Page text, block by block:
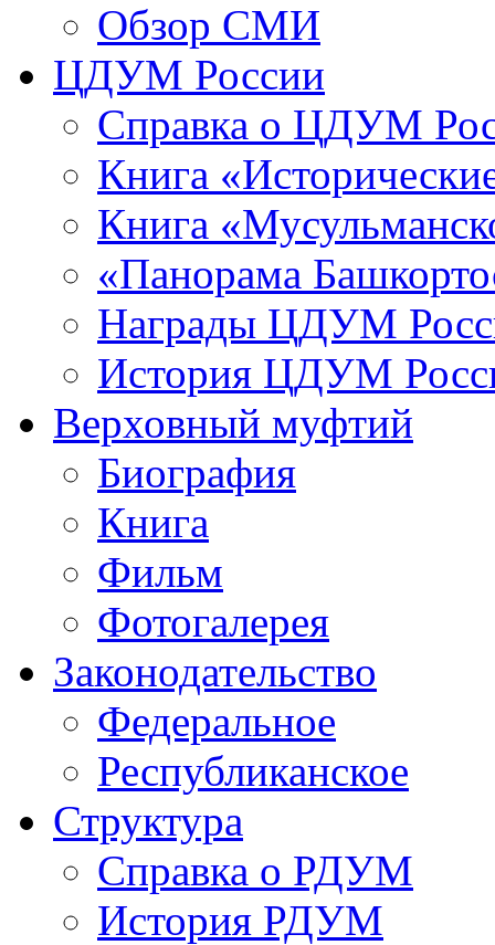
Обзор СМИ
ЦДУМ России
Справка о ЦДУМ
Книга
Книга
«Панорама
Награды ЦДУМ
История ЦДУМ
Верховный муфтий
Биография
Книга
Фильм
Фотогалерея
Законодательство
Федеральное
Республиканское
Структура
Справка о РДУМ
История РДУМ